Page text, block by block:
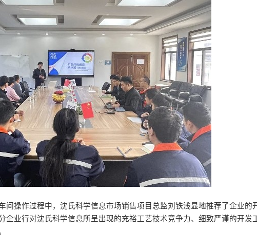
间操作过程中，沈氏科学信息市场销售项目总监刘铁浅显地推荐了企业的
企业行对沈氏科学信息所呈出现的充裕工艺技术竞争力、细致严谨的开发